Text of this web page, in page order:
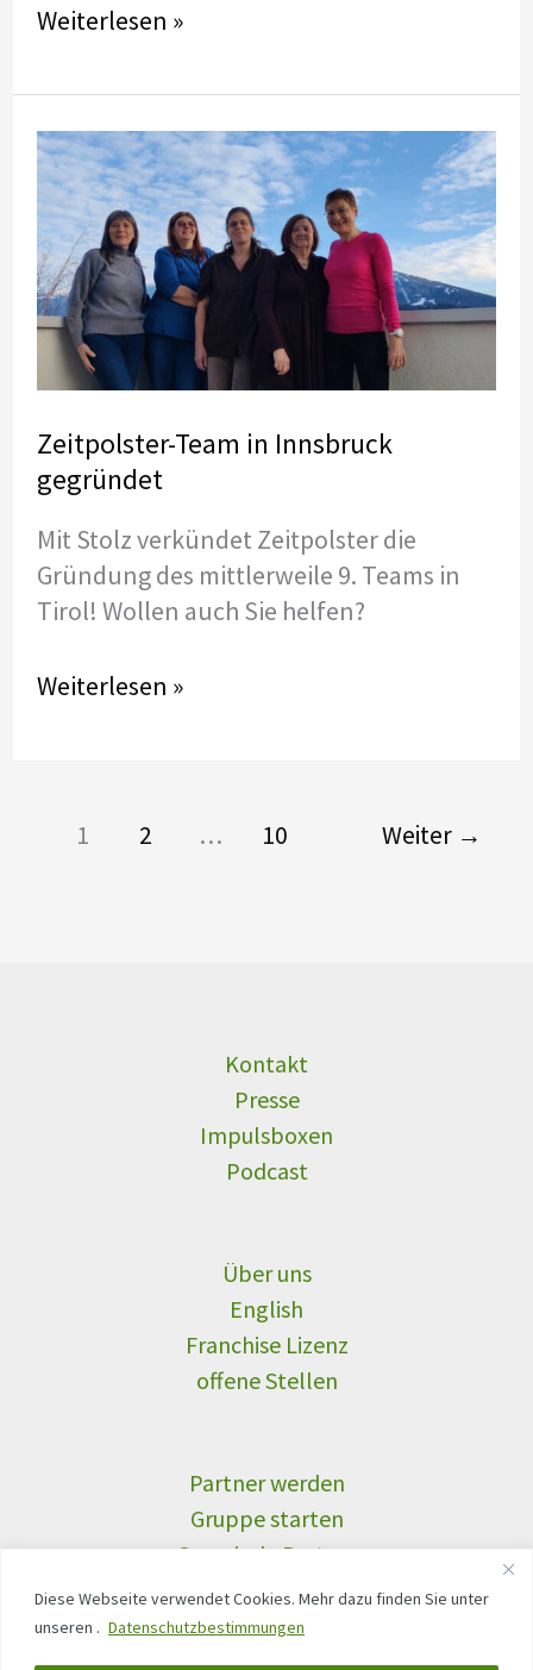
Diese Webseite verwendet Cookies. Mehr dazu finden Sie unter
unseren . Datenschutzbestimmungen
Zeitpolster
in
Region
Vöckla-
Ager
(Oberösterreich)
Weiterlesen »
Zeitpolster-Team in Innsbruck
gegründet
Mit Stolz verkündet Zeitpolster die
Gründung des mittlerweile 9. Teams in
Tirol! Wollen auch Sie helfen?
Zeitpolster-
gegründet
Weiterlesen »
1 2 … 10 Weiter →
Kontakt
Presse
Impulsboxen
Podcast
Über uns
English
Franchise Lizenz
offene Stellen
Partner werden
Gruppe starten
Gemeinde Partner
Unternehmen CSR